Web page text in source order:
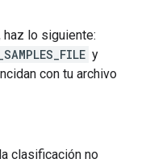
haz lo siguiente:
y
con tu archivo
clasificación no